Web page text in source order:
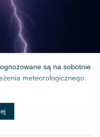
są na sobotnie
meteorologicznego: